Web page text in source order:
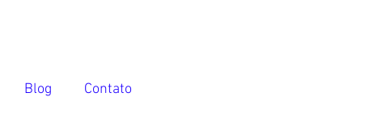
Blog Contato